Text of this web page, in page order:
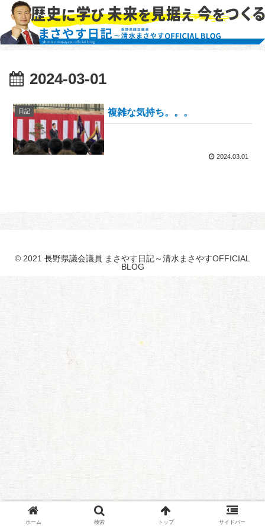
2024-03-01
日記 複雑な気持ち。。。
2024.03.01
© 2021 長野県議会議員 まさやす日記～清水まさやすOFFICIAL
BLOG
ホーム 検索 トップ サイドバー